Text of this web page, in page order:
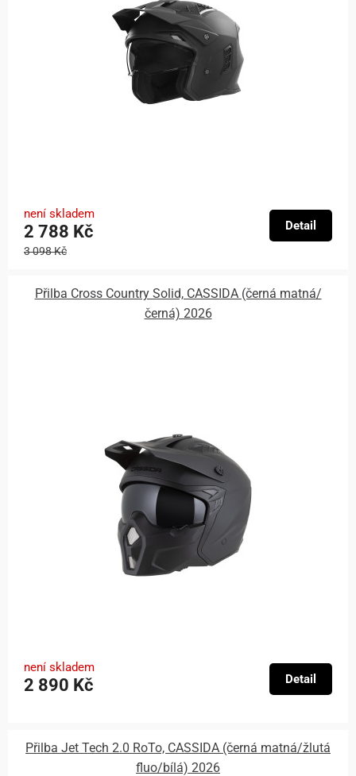
není skladem
2 788 Kč
3 098 Kč
Detail
Přilba Cross Country Solid, CASSIDA (černá matná/
černá) 2026
není skladem
2 890 Kč Detail
Přilba Jet Tech 2.0 RoTo, CASSIDA (černá matná/žlutá
fluo/bílá) 2026